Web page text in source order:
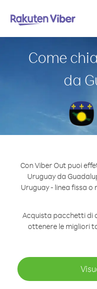
Come
da
Con Viber Out puoi
Uruguay da
Uruguay - linea fissa
Acquista pacchetti di
ottenere le migliori